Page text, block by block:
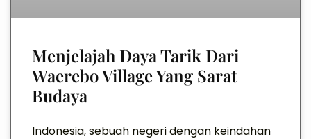
Menjelajah Daya Tarik Dari
Waerebo Village Yang Sarat
Budaya
Indonesia, sebuah negeri dengan keindahan